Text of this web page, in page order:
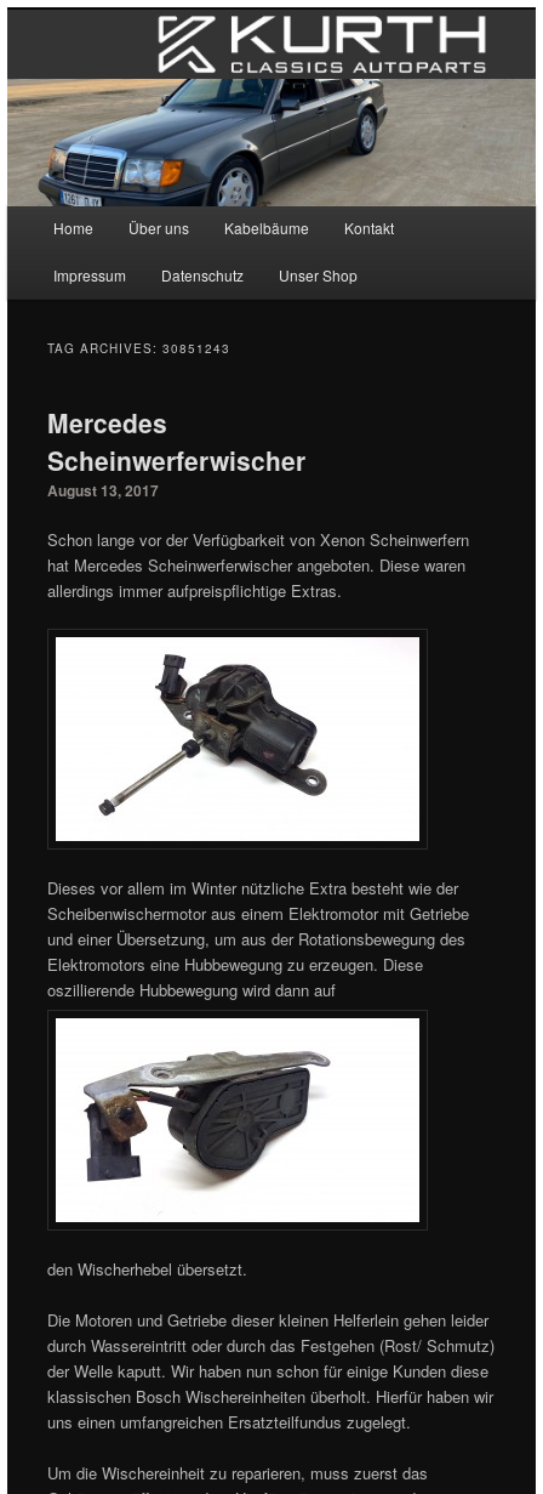
Skip to primary content
Skip to secondary content
Home Über uns Kabelbäume Kontakt
Impressum Datenschutz Unser Shop
TAG ARCHIVES:30851243
Mercedes
Scheinwerferwischer
August 13, 2017
Schon lange vor der Verfügbarkeit von Xenon Scheinwerfern
hat Mercedes Scheinwerferwischer angeboten. Diese waren
allerdings immer aufpreispflichtige Extras.
Dieses vor allem im Winter nützliche Extra besteht wie der
Scheibenwischermotor aus einem Elektromotor mit Getriebe
und einer Übersetzung, um aus der Rotationsbewegung des
Elektromotors eine Hubbewegung zu erzeugen. Diese
oszillierende Hubbewegung wird dann auf
den Wischerhebel übersetzt.
Die Motoren und Getriebe dieser kleinen Helferlein gehen leider
durch Wassereintritt oder durch das Festgehen (Rost/ Schmutz)
der Welle kaputt. Wir haben nun schon für einige Kunden diese
klassischen Bosch Wischereinheiten überholt. Hierfür haben wir
uns einen umfangreichen Ersatzteilfundus zugelegt.
Um die Wischereinheit zu reparieren, muss zuerst das